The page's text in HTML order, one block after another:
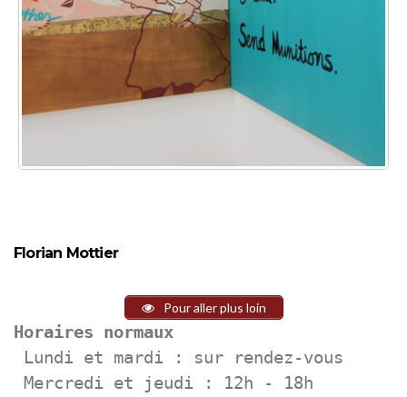
Florian Mottier
Pour aller plus loin
Horaires normaux
Lundi et mardi : sur rendez-vous
Mercredi et jeudi : 12h - 18h